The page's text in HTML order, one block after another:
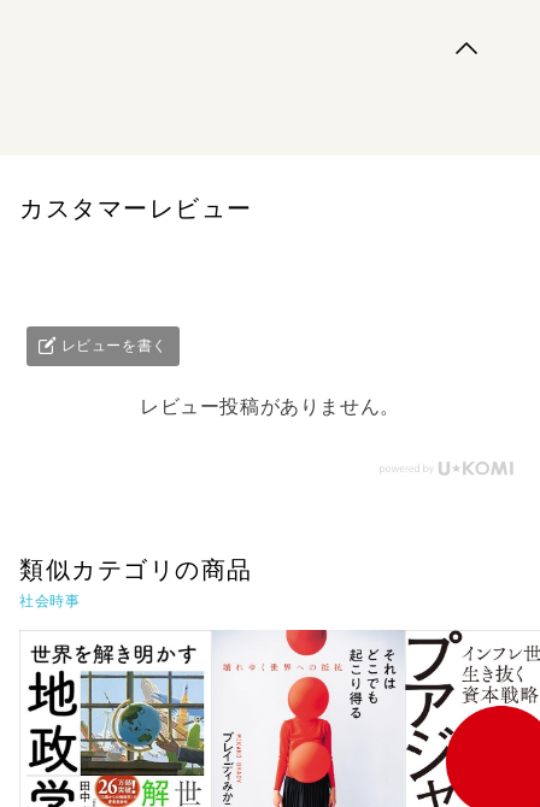
門書店「BSEアーカイブ」を主宰す...
カスタマーレビュー
レビューを書く
レビュー投稿がありません。
類似カテゴリの商品
社会時事